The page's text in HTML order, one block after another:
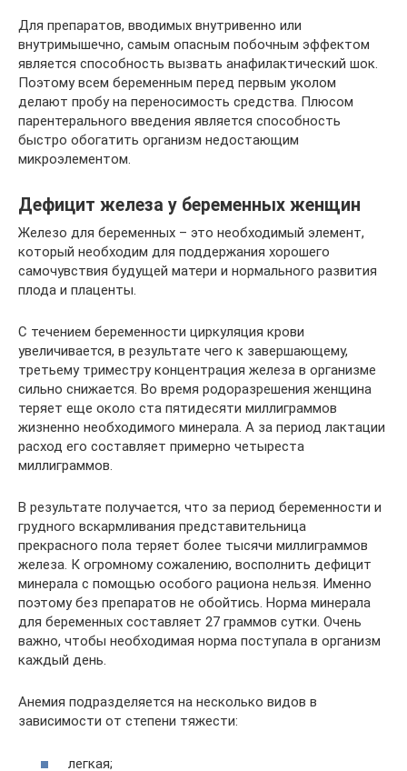
Для препаратов, вводимых внутривенно или
внутримышечно, самым опасным побочным эффектом
является способность вызвать анафилактический шок.
Поэтому всем беременным перед первым уколом
делают пробу на переносимость средства. Плюсом
парентерального введения является способность
быстро обогатить организм недостающим
микроэлементом.
Дефицит железа у беременных женщин
Железо для беременных – это необходимый элемент,
который необходим для поддержания хорошего
самочувствия будущей матери и нормального развития
плода и плаценты.
С течением беременности циркуляция крови
увеличивается, в результате чего к завершающему,
третьему триместру концентрация железа в организме
сильно снижается. Во время родоразрешения женщина
теряет еще около ста пятидесяти миллиграммов
жизненно необходимого минерала. А за период лактации
расход его составляет примерно четыреста
миллиграммов.
В результате получается, что за период беременности и
грудного вскармливания представительница
прекрасного пола теряет более тысячи миллиграммов
железа. К огромному сожалению, восполнить дефицит
минерала с помощью особого рациона нельзя. Именно
поэтому без препаратов не обойтись. Норма минерала
для беременных составляет 27 граммов сутки. Очень
важно, чтобы необходимая норма поступала в организм
каждый день.
Анемия подразделяется на несколько видов в
зависимости от степени тяжести:
легкая;